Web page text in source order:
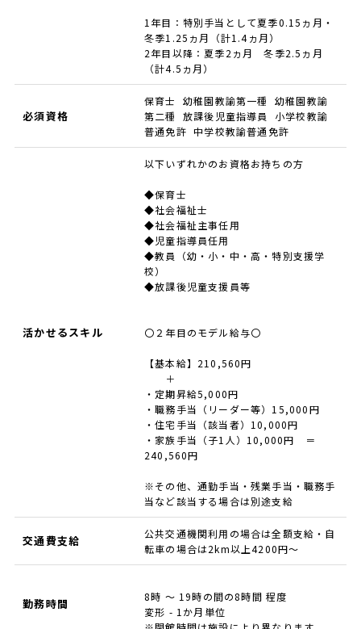
1年目：特別手当として夏季0.15ヵ月・
冬季1.25ヵ月（計1.4ヵ月）
2年目以降：夏季2ヵ月 冬季2.5ヵ月
（計4.5ヵ月）
必須資格
保育士 幼稚園教諭第一種 幼稚園教諭
第二種 放課後児童指導員 小学校教諭
普通免許 中学校教諭普通免許
活かせるスキル
以下いずれかのお資格お持ちの方
◆保育士
◆社会福祉士
◆社会福祉主事任用
◆児童指導員任用
◆教員（幼・小・中・高・特別支援学
校）
◆放課後児童支援員等
〇２年目のモデル給与〇
【基本給】210,560円
＋
・定期昇給5,000円
・職務手当（リーダー等）15,000円
・住宅手当（該当者）10,000円
・家族手当（子1人）10,000円 ＝
240,560円
※その他、通勤手当・残業手当・職務手
当など該当する場合は別途支給
交通費支給
公共交通機関利用の場合は全額支給・自
転車の場合は2km以上4200円～
勤務時間
8時 ～ 19時の間の8時間 程度
変形 - 1か月単位